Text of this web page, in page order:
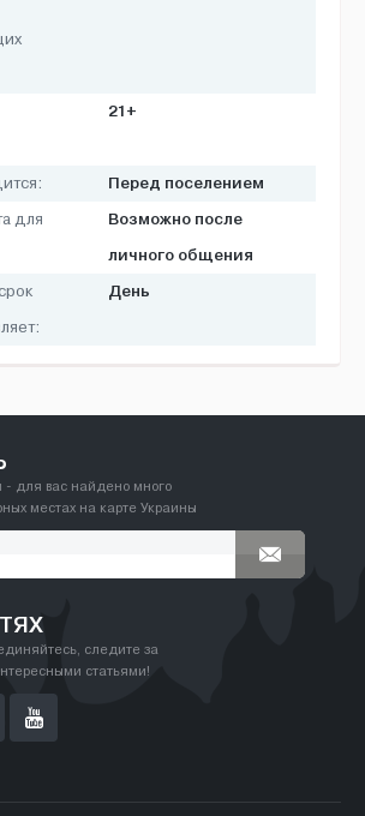
21+
Перед поселением
для
Возможно после
личного общения
День
- для вас найдено много
местах на карте Украины
следите за
статьями!